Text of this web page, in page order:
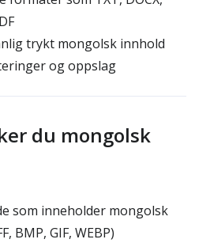
trykt mongolsk innhold
og oppslag
du mongolsk
som inneholder mongolsk
BMP, GIF, WEBP)